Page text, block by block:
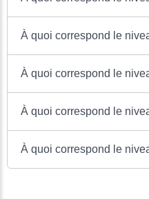
À quoi correspond le
À quoi correspond le
À quoi correspond le
À quoi correspond le